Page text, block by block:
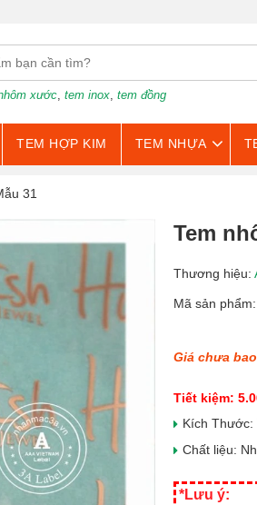
xước, tem inox, tem đồng
TEM HỢP KIM TEM NHỰA
31
Tem
Thương hiệu:
Mã sản phẩm:
Giá chưa
Tiết kiệm:
Kích Thước:
Chất liệu:
*Lưu ý: